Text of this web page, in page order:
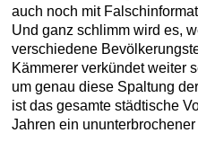
auch noch mit
Und ganz schlimm wird es,
verschiedene
Kämmerer verkündet weiter
um genau diese Spaltung
ist das gesamte städtische
Jahren ein